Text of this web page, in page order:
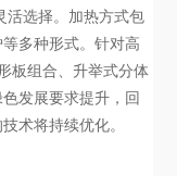
活选择。加热方式包
多种形式。针对高
板组合、升举式分体
发展要求提升，回
术将持续优化。